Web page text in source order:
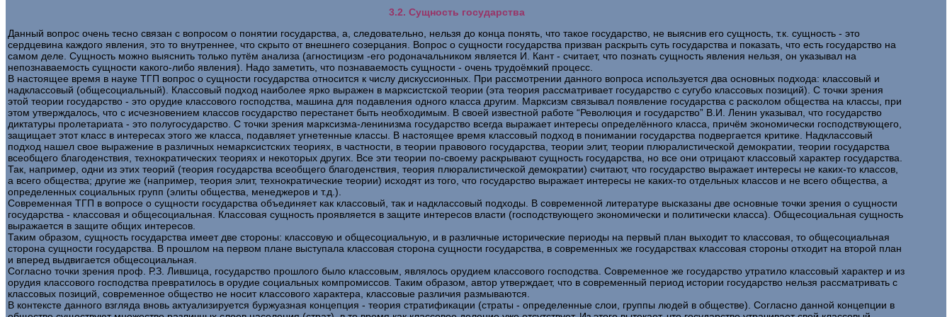
3.2. Сущность государства
Данный вопрос очень тесно связан с вопросом о понятии государства, а, следовательно, нельзя до конца понять, что такое государство, не выяснив его сущность, т.к. сущность - это
сердцевина каждого явления, это то внутреннее, что скрыто от внешнего созерцания. Вопрос о сущности государства призван раскрыть суть государства и показать, что есть государство на
самом деле. Сущность можно выяснить только путём анализа (агностицизм -его родоначальником является И. Кант - считает, что познать сущность явления нельзя, он указывал на
непознаваемость сущности какого-либо явления). Надо заметить, что познаваемость сущности - очень трудоёмкий процесс.
В настоящее время в науке ТГП вопрос о сущности государства относится к числу дискуссионных. При рассмотрении данного вопроса используется два основных подхода: классовый и
надклассовый (общесоциальный). Классовый подход наиболее ярко выражен в марксистской теории (эта теория рассматривает государство с сугубо классовых позиций). С точки зрения
этой теории государство - это орудие классового господства, машина для подавления одного класса другим. Марксизм связывал появление государства с расколом общества на классы, при
этом утверждалось, что с исчезновением классов государство перестанет быть необходимым. В своей известной работе “Революция и государство” В.И. Ленин указывал, что государство
диктатуры пролетариата - это полугосударство. С точки зрения марксизма-ленинизма государство всегда выражает интересы определённого класса, причём экономически господствующего,
защищает этот класс в интересах этого же класса, подавляет угнетенные классы. В настоящее время классовый подход в понимании государства подвергается критике. Надклассовый
подход нашел свое выражение в различных немарксистских теориях, в частности, в теории правового государства, теории элит, теории плюралистической демократии, теории государства
всеобщего благоденствия, технократических теориях и некоторых других. Все эти теории по-своему раскрывают сущность государства, но все они отрицают классовый характер государства.
Так, например, одни из этих теорий (теория государства всеобщего благоденствия, теория плюралистической демократии) считают, что государство выражает интересы не каких-то классов,
а всего общества; другие же (например, теория элит, технократические теории) исходят из того, что государство выражает интересы не каких-то отдельных классов и не всего общества, а
определенных социальных групп (элиты общества, менеджеров и т.д.).
Современная ТГП в вопросе о сущности государства объединяет как классовый, так и надклассовый подходы. В современной литературе высказаны две основные точки зрения о сущности
государства - классовая и общесоциальная. Классовая сущность проявляется в защите интересов власти (господствующего экономически и политически класса). Общесоциальная сущность
выражается в защите общих интересов.
Таким образом, сущность государства имеет две стороны: классовую и общесоциальную, и в различные исторические периоды на первый план выходит то классовая, то общесоциальная
сторона сущности государства. В прошлом на первом плане выступала классовая сторона сущности государства, в современных же государствах классовая стороны отходит на второй план
и вперед выдвигается общесоциальная.
Согласно точки зрения проф. Р.З. Лившица, государство прошлого было классовым, являлось орудием классового господства. Современное же государство утратило классовый характер и из
орудия классового господства превратилось в орудие социальных компромиссов. Таким образом, автор утверждает, что в современный период истории государство нельзя рассматривать с
классовых позиций, современное общество не носит классового характера, классовые различия размываются.
В контексте данного взгляда вновь актуализируется буржуазная концепция - теория стратификации (страты - определенные слои, группы людей в обществе). Согласно данной концепции в